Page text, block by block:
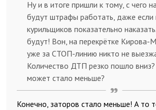
Ну и в итоге пришли к тому, с чего
будут штрафы работать, даже если
курильщиков показательно
будут! Вон, на перекрётке Кирова-
уже за СТОП-линию никто не
Количество ДТП резко пошло
может стало меньше?
Конечно, заторов стало меньше! А то